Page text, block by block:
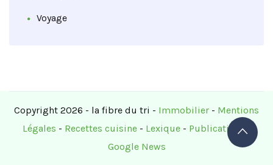
Voyage
Copyright 2026 - la fibre du tri - Immobilier - Mentions
Légales - Recettes cuisine- Lexique- Publications-
Google News